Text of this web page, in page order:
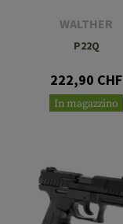
WALTHER
P22Q
222,90 CHF
In magazzino